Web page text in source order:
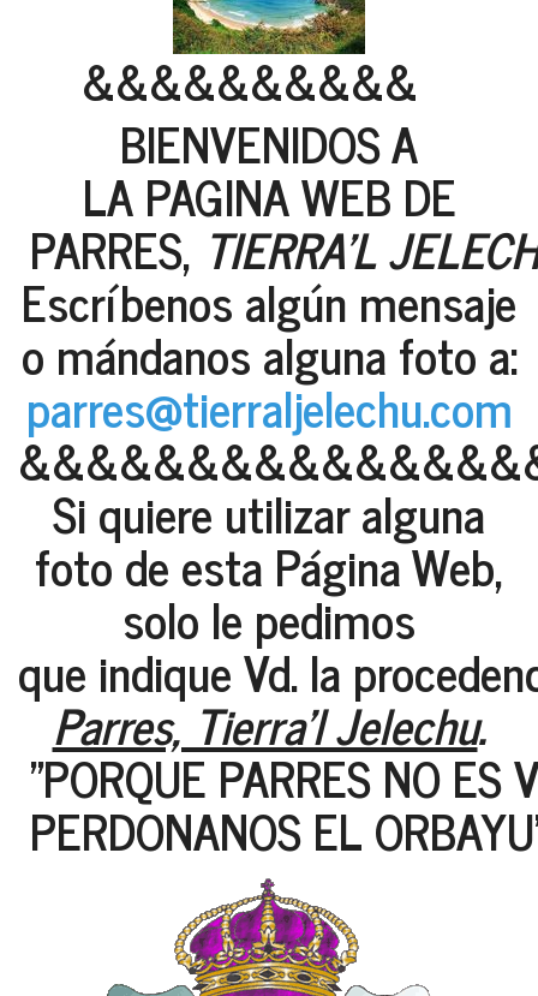
&&&&&&&&&&
BIENVENIDOS A
LA PAGINA WEB DE
PARRES, TIERRA'L
Escríbenos algún mensaje
o mándanos alguna foto a:
parres@tierraljelechu.com
Si quiere utilizar alguna
foto de esta Página Web,
solo le pedimos
que indique Vd. la
Parres, Tierra'l Jelechu.
"PORQUE PARRES NO ES
PERDONANOS EL